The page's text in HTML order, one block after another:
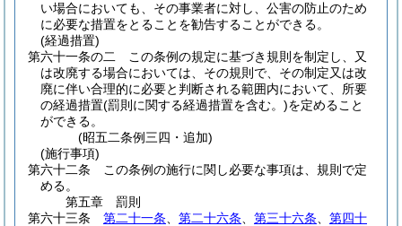
い場合においても、その事業者に対し、公害の防止のため
に必要な措置をとることを勧告することができる。
(経過措置)
第六十一条の二
この条例の規定に基づき規則を制定し、又
は改廃する場合においては、その規則で、その制定又は改
廃に伴い合理的に必要と判断される範囲内において、所要
の経過措置(罰則に関する経過措置を含む。)を定めること
ができる。
(昭五二条例三四・追加)
(施行事項)
第六十二条
この条例の施行に関し必要な事項は、規則で定
める。
第五章
罰則
第六十三条
第二十一条 第二十六条 第三十六条
第四十